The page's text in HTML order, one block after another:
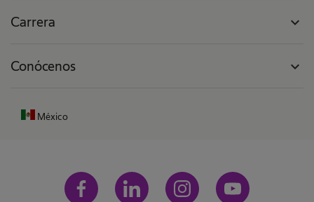
Carrera expand_more
Conócenos expand_more
México